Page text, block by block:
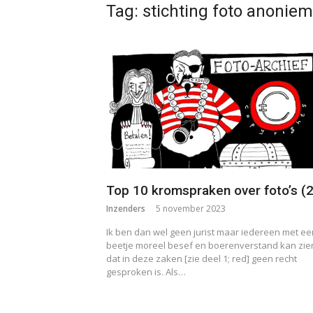
Tag: stichting foto anoniem
Top 10 kromspraken over foto’s
Inzenders 5 november 2023
Ik ben dan wel geen jurist maar iedereen met
beetje moreel besef en boerenverstand kan
dat in deze zaken [zie deel 1; red] geen recht
gesproken is. Als…